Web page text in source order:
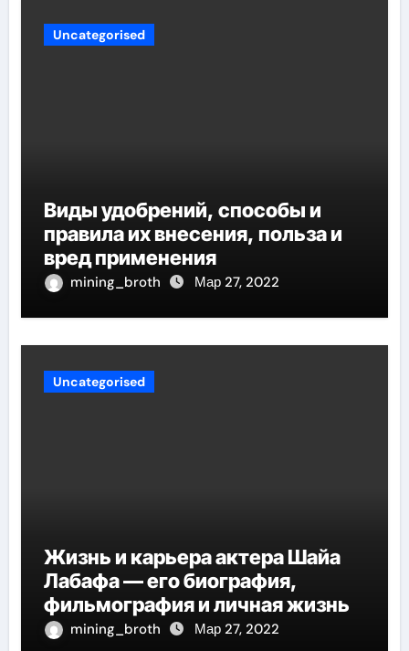
Uncategorised
Виды удобрений, способы и
правила их внесения, польза и
вред применения
mining_broth Мар 27, 2022
Uncategorised
Жизнь и карьера актера Шайа
Лабафа — его биография,
фильмография и личная жизнь
mining_broth Мар 27, 2022